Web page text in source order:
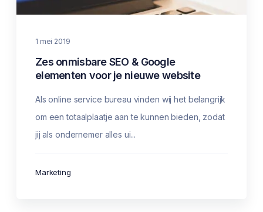
1 mei 2019
Zes onmisbare SEO & Google
elementen voor je nieuwe website
Als online service bureau vinden wij het belangrijk
om een totaalplaatje aan te kunnen bieden, zodat
jij als ondernemer alles ui...
Marketing